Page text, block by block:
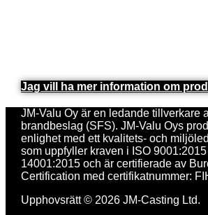
Jag vill ha mer information om
JM-Valu Oy är en ledande tillverkare
brandbeslag (SFS). JM-Valu Oys
enlighet med ett kvalitets- och
som uppfyller kraven i ISO
14001:2015 och är certifierade av
Certification med certifikatnummer:
Upphovsrätt © 2026 JM-Casting Ltd.